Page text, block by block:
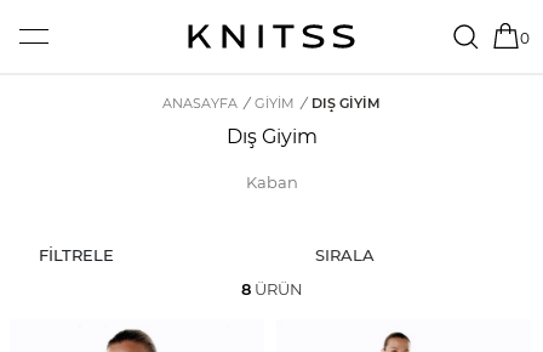
0
ANASAYFA / GİYİM / DIŞ GIYIM
Dış Giyim
Kaban
FİLTRELE
SIRALA
8ÜRÜN